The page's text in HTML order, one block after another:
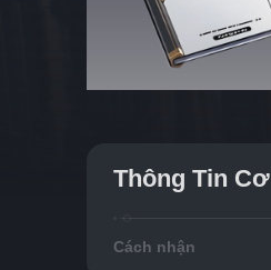
Thông Tin
Cách nhận